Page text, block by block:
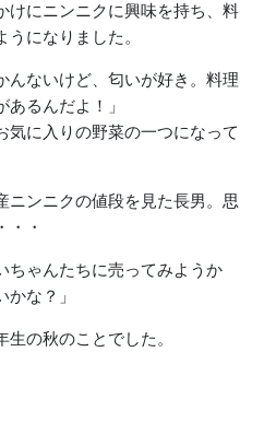
けにニンニクに興味を持ち、料
になりました。
んないけど、匂いが好き。料理
るんだよ！」
気に入りの野菜の一つになって
ニンニクの値段を見た長男。思
・・
ちゃんたちに売ってみようか
な？」
の秋のことでした。